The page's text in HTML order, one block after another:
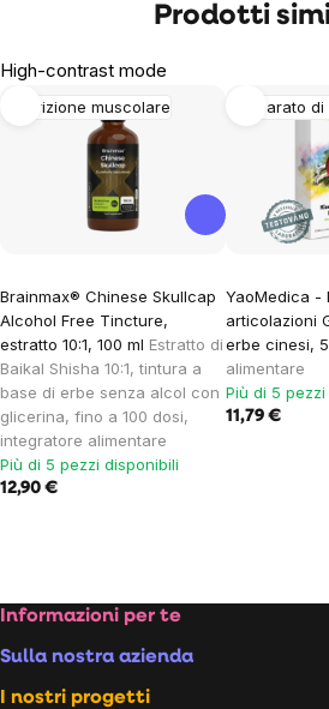
Prodotti
High-contrast mode
Nutrizione muscolare
Brainmax® Chinese Skullcap
Alcohol Free Tincture,
estratto 10:1, 100 ml Estratto di
Baikal Shisha 10:1, tintura a
base di erbe senza alcol con
glicerina, fino a 100 dosi,
integratore alimentare
Più di 5 pezzi disponibili
12,90 €
Apparato
YaoMedica -
articolazioni
erbe cinesi,
alimentare
Più di 5
11,79 €
Footer
Informazioni per te
Sulla nostra azienda
I nostri progetti